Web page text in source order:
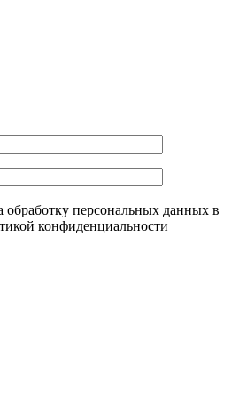
обработку персональных данных в
конфиденциальности